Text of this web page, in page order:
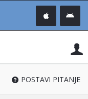
®
POSTAVI PITANJE